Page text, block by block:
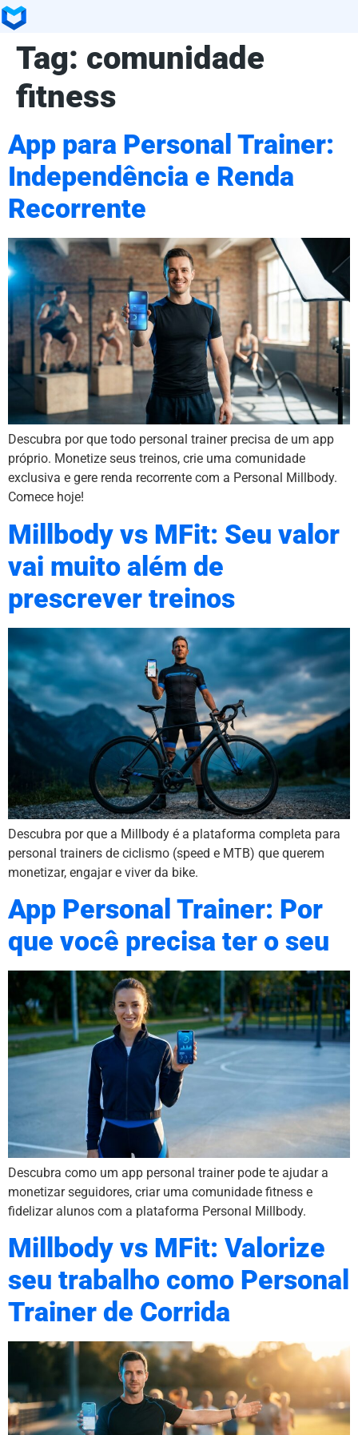
Tag: comunidade
fitness
App para Personal Trainer:
Independência e Renda
Recorrente
Descubra por que todo personal trainer precisa de um app
próprio. Monetize seus treinos, crie uma comunidade
exclusiva e gere renda recorrente com a Personal Millbody.
Comece hoje!
Millbody vs MFit: Seu valor
vai muito além de
prescrever treinos
Descubra por que a Millbody é a plataforma completa para
personal trainers de ciclismo (speed e MTB) que querem
monetizar, engajar e viver da bike.
App Personal Trainer: Por
que você precisa ter o seu
Descubra como um app personal trainer pode te ajudar a
monetizar seguidores, criar uma comunidade fitness e
fidelizar alunos com a plataforma Personal Millbody.
Millbody vs MFit: Valorize
seu trabalho como Personal
Trainer de Corrida